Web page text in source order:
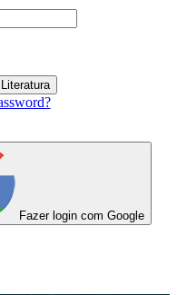
Fazer login com Google